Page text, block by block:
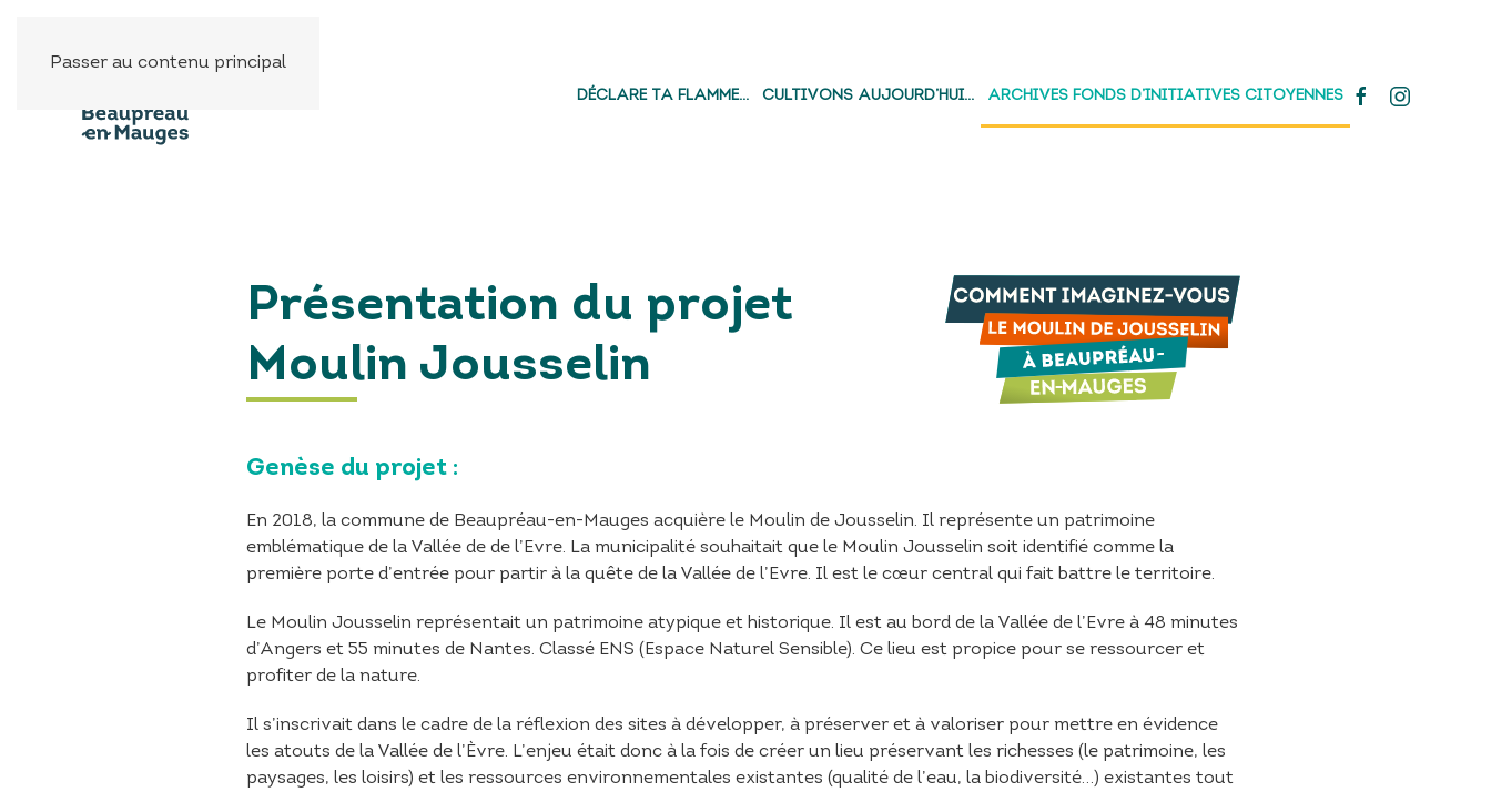
Passer au contenu principal
DÉCLARE TA FLAMME… CULTIVONS AUJOURD’HUI… ARCHIVES FONDS D’INITIATIVES CITOYENNES
Présentation du projet
Moulin Jousselin
Genèse du projet :
En 2018, la commune de Beaupréau-en-Mauges acquière le Moulin de Jousselin. Il représente un patrimoine
emblématique de la Vallée de de l’Evre. La municipalité souhaitait que le Moulin Jousselin soit identifié comme la
première porte d’entrée pour partir à la quête de la Vallée de l’Evre. Il est le cœur central qui fait battre le territoire.
Le Moulin Jousselin représentait un patrimoine atypique et historique. Il est au bord de la Vallée de l’Evre à 48 minutes
d’Angers et 55 minutes de Nantes. Classé ENS (Espace Naturel Sensible). Ce lieu est propice pour se ressourcer et
profiter de la nature.
Il s’inscrivait dans le cadre de la réflexion des sites à développer, à préserver et à valoriser pour mettre en évidence
les atouts de la Vallée de l’Èvre. L’enjeu était donc à la fois de créer un lieu préservant les richesses (le patrimoine, les
paysages, les loisirs) et les ressources environnementales existantes (qualité de l’eau, la biodiversité…) existantes tout